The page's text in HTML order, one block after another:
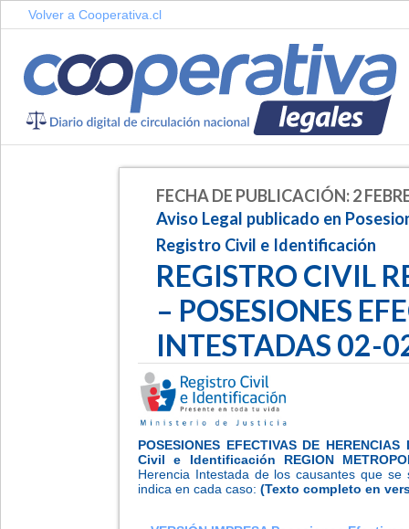
Volver a Cooperativa.cl
FECHA DE PUBLICACIÓN: 2
Aviso Legal publicado en
Registro Civil e Identificación
REGISTRO CIVIL
– POSESIONES
INTESTADAS 02-
POSESIONES EFECTIVAS DE HERENCIAS
Civil e Identificación
REGION
Herencia Intestada de los causantes que
indica en cada caso: (Texto completo en